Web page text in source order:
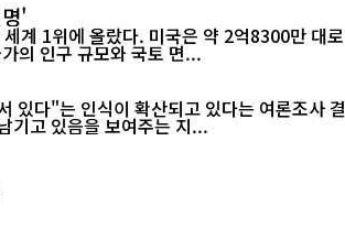
'
계 1위에 올랐다. 미국은 약 2억8300만
의 인구 규모와 국토 면...
다"는 인식이 확산되고 있다는 여론조사
기고 있음을 보여주는 지...